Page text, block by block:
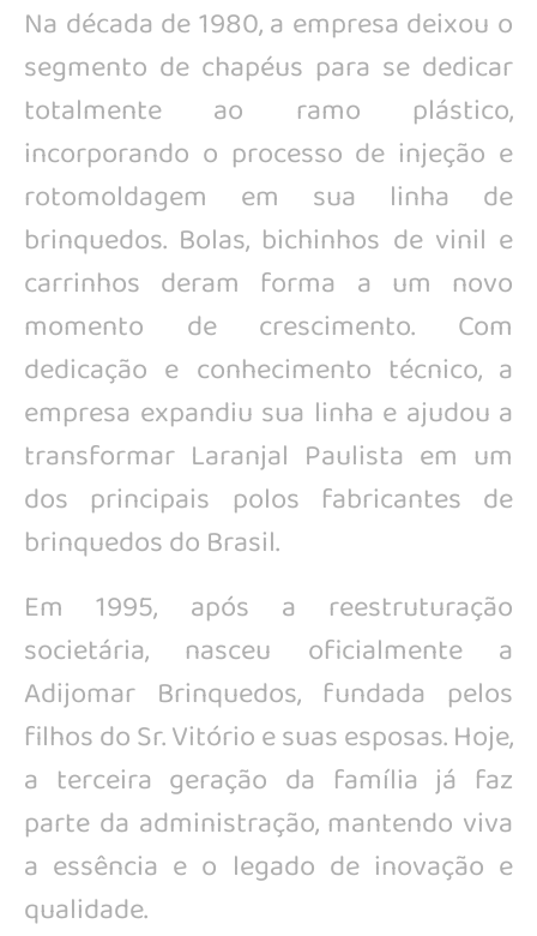
Na década de 1980, a empresa deixou o
segmento de chapéus para se dedicar
totalmente ao ramo plástico,
incorporando o processo de injeção e
rotomoldagem em sua linha de
brinquedos. Bolas, bichinhos de vinil e
carrinhos deram forma a um novo
momento de crescimento. Com
dedicação e conhecimento técnico, a
empresa expandiu sua linha e ajudou a
transformar Laranjal Paulista em um
dos principais polos fabricantes de
brinquedos do Brasil.
Em 1995, após a reestruturação
societária, nasceu oficialmente a
Adijomar Brinquedos, fundada pelos
filhos do Sr. Vitório e suas esposas. Hoje,
a terceira geração da família já faz
parte da administração, mantendo viva
a essência e o legado de inovação e
qualidade.